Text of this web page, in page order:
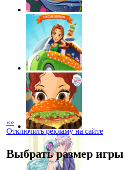
«»
Отключить рекламу на сайте
Выбрать размер игры